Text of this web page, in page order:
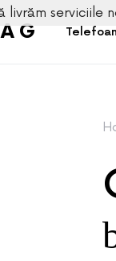
livrăm serviciile